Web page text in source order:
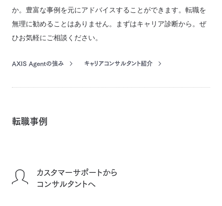
か。豊富な事例を元にアドバイスすることができます。転職を
無理に勧めることはありません。まずはキャリア診断から。ぜ
ひお気軽にご相談ください。
AXIS Agentの強み キャリアコンサルタント紹介
転職事例
カスタマーサポートから
コンサルタントへ